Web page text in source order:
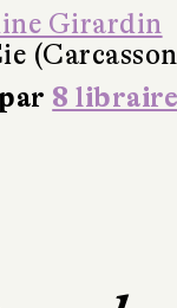
Girardin
8